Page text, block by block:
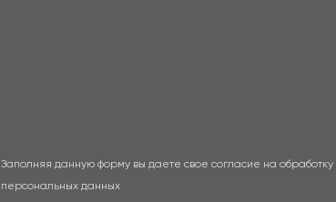
Заполняя данную форму вы даете свое согласие на обработку
персональных данных